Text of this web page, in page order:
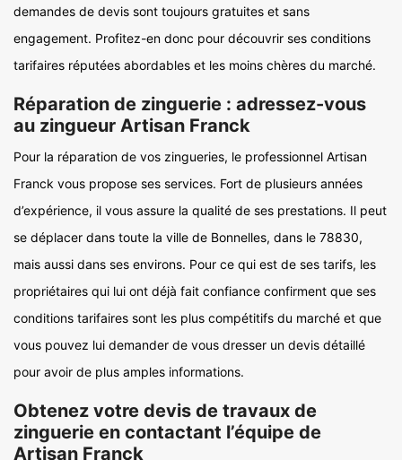
demandes de devis sont toujours gratuites et sans
engagement. Profitez-en donc pour découvrir ses conditions
tarifaires réputées abordables et les moins chères du marché.
Réparation de zinguerie : adressez-vous
au zingueur Artisan Franck
Pour la réparation de vos zingueries, le professionnel Artisan
Franck vous propose ses services. Fort de plusieurs années
d’expérience, il vous assure la qualité de ses prestations. Il peut
se déplacer dans toute la ville de Bonnelles, dans le 78830,
mais aussi dans ses environs. Pour ce qui est de ses tarifs, les
propriétaires qui lui ont déjà fait confiance confirment que ses
conditions tarifaires sont les plus compétitifs du marché et que
vous pouvez lui demander de vous dresser un devis détaillé
pour avoir de plus amples informations.
Obtenez votre devis de travaux de
zinguerie en contactant l’équipe de
Artisan Franck